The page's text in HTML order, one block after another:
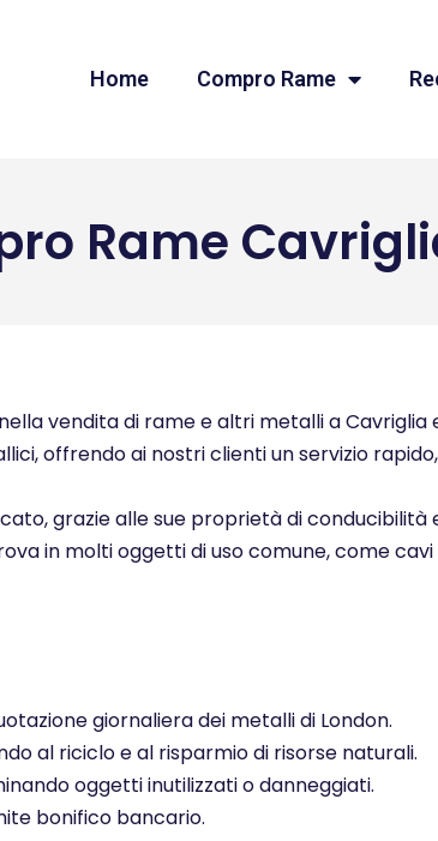
Home Compro Rame
Rame
vendita di rame e altri metalli a
offrendo ai nostri clienti un servizio
grazie alle sue proprietà di
in molti oggetti di uso comune, come
giornaliera dei metalli di London.
al riciclo e al risparmio di risorse naturali.
oggetti inutilizzati o danneggiati.
bonifico bancario.